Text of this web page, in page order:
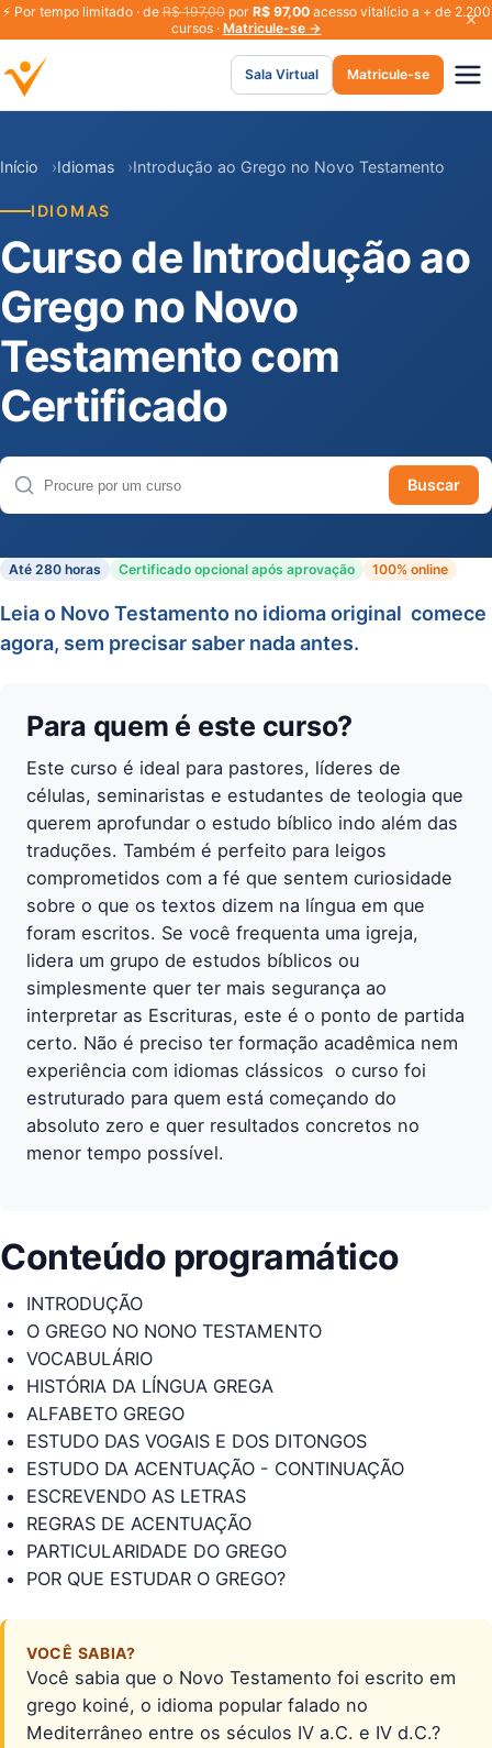
⚡ Por tempo limitado · deR$ 197,00por R$ 97,00acesso vitalício a + de 2.200
cursos · Matricule-se →
Sala Virtual Matricule-se
Início Idiomas Introdução ao Grego no Novo Testamento
IDIOMAS
Curso de Introdução ao
Grego no Novo
Testamento com
Certificado
Buscar cursos
Buscar
Até 280 horas Certificado opcional após aprovação 100% online
Leia o Novo Testamento no idioma original  comece
agora, sem precisar saber nada antes.
Para quem é este curso?
Este curso é ideal para pastores, líderes de
células, seminaristas e estudantes de teologia que
querem aprofundar o estudo bíblico indo além das
traduções. Também é perfeito para leigos
comprometidos com a fé que sentem curiosidade
sobre o que os textos dizem na língua em que
foram escritos. Se você frequenta uma igreja,
lidera um grupo de estudos bíblicos ou
simplesmente quer ter mais segurança ao
interpretar as Escrituras, este é o ponto de partida
certo. Não é preciso ter formação acadêmica nem
experiência com idiomas clássicos  o curso foi
estruturado para quem está começando do
absoluto zero e quer resultados concretos no
menor tempo possível.
Conteúdo programático
INTRODUÇÃO
O GREGO NO NONO TESTAMENTO
VOCABULÁRIO
HISTÓRIA DA LÍNGUA GREGA
ALFABETO GREGO
ESTUDO DAS VOGAIS E DOS DITONGOS
ESTUDO DA ACENTUAÇÃO - CONTINUAÇÃO
ESCREVENDO AS LETRAS
REGRAS DE ACENTUAÇÃO
PARTICULARIDADE DO GREGO
POR QUE ESTUDAR O GREGO?
VOCÊ SABIA?
Você sabia que o Novo Testamento foi escrito em
grego koiné, o idioma popular falado no
Mediterrâneo entre os séculos IV a.C. e IV d.C.?